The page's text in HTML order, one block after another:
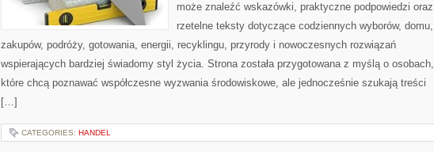
może znaleźć wskazówki, praktyczne podpowiedzi oraz
rzetelne teksty dotyczące codziennych wyborów, domu,
zakupów, podróży, gotowania, energii, recyklingu, przyrody i nowoczesnych rozwiązań
wspierających bardziej świadomy styl życia. Strona została przygotowana z myślą o osobach,
które chcą poznawać współczesne wyzwania środowiskowe, ale jednocześnie szukają treści
[…]
CATEGORIES: HANDEL